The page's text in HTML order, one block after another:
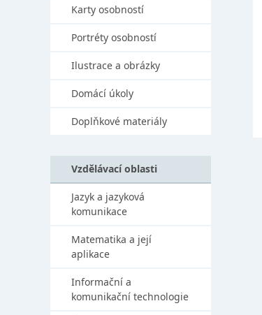
Karty osobností
Portréty osobností
Ilustrace a obrázky
Domácí úkoly
Doplňkové materiály
Vzdělávací oblasti
Jazyk a jazyková
komunikace
Matematika a její
aplikace
Informační a
komunikační technologie